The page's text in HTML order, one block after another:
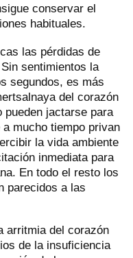
conservar el
habituales.
las pérdidas de
sentimientos la
segundos, es más
del corazón
pueden jactarse para
mucho tiempo privan
la vida ambiente
inmediata para
En todo el resto los
parecidos a las
arritmia del corazón
de la insuficiencia